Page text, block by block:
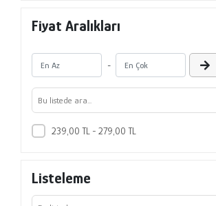
Fiyat Aralıkları
-
239,00 TL - 279,00 TL
Listeleme